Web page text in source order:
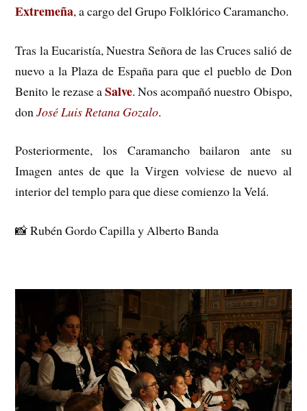
Extremeña, a cargo del Grupo Folklórico Caramancho.
Tras la Eucaristía, Nuestra Señora de las Cruces salió de
nuevo a la Plaza de España para que el pueblo de Don
Benito le rezase aSalve. Nos acompañó nuestro Obispo,
donJosé Luis Retana Gozalo.
Posteriormente, los Caramancho bailaron ante su
Imagen antes de que la Virgen volviese de nuevo al
interior del templo para que diese comienzo la Velá.
📸Rubén Gordo Capilla y Alberto Banda